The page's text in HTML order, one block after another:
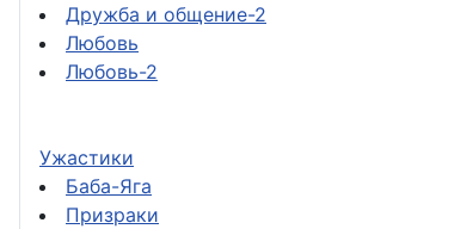
Дружба и общение-2
Любовь
Любовь-2
Ужастики
Баба-Яга
Призраки